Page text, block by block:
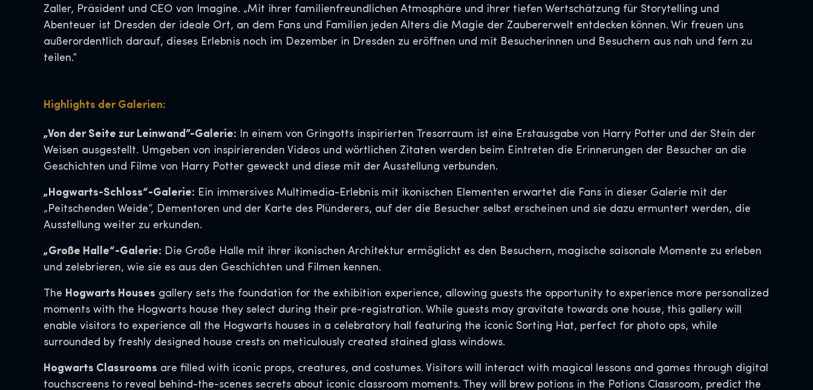
Zaller, Präsident und CEO von Imagine. „Mit ihrer familienfreundlichen Atmosphäre und ihrer tiefen Wertschätzung für Storytelling und
Abenteuer ist Dresden der ideale Ort, an dem Fans und Familien jeden Alters die Magie der Zaubererwelt entdecken können. Wir freuen uns
außerordentlich darauf, dieses Erlebnis noch im Dezember in Dresden zu eröffnen und mit Besucherinnen und Besuchern aus nah und fern zu
teilen.“
Highlights der Galerien:
„Von der Seite zur Leinwand”-Galerie: In einem von Gringotts inspirierten Tresorraum ist eine Erstausgabe von Harry Potter und der Stein der
Weisen ausgestellt. Umgeben von inspirierenden Videos und wörtlichen Zitaten werden beim Eintreten die Erinnerungen der Besucher an die
Geschichten und Filme von Harry Potter geweckt und diese mit der Ausstellung verbunden.
„Hogwarts-Schloss“-Galerie: Ein immersives Multimedia-Erlebnis mit ikonischen Elementen erwartet die Fans in dieser Galerie mit der
„Peitschenden Weide“, Dementoren und der Karte des Plünderers, auf der die Besucher selbst erscheinen und sie dazu ermuntert werden, die
Ausstellung weiter zu erkunden.
„Große Halle“-Galerie: Die Große Halle mit ihrer ikonischen Architektur ermöglicht es den Besuchern, magische saisonale Momente zu erleben
und zelebrieren, wie sie es aus den Geschichten und Filmen kennen.
The Hogwarts Houses gallery sets the foundation for the exhibition experience, allowing guests the opportunity to experience more personalized
moments with the Hogwarts house they select during their pre-registration. While guests may gravitate towards one house, this gallery will
enable visitors to experience all the Hogwarts houses in a celebratory hall featuring the iconic Sorting Hat, perfect for photo ops, while
surrounded by freshly designed house crests on meticulously created stained glass windows.
Hogwarts Classrooms are filled with iconic props, creatures, and costumes. Visitors will interact with magical lessons and games through digital
touchscreens to reveal behind-the-scenes secrets about iconic classroom moments. They will brew potions in the Potions Classroom, predict the